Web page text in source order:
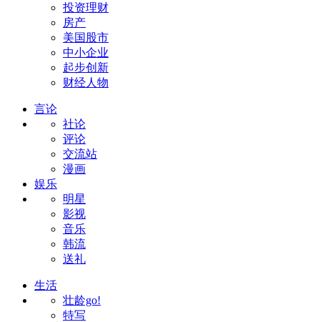
投资理财
房产
美国股市
中小企业
起步创新
财经人物
言论
社论
评论
交流站
漫画
娱乐
明星
影视
音乐
韩流
送礼
生活
壮龄go!
特写